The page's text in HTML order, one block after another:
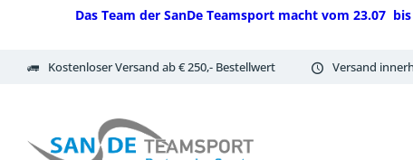
Das Team der SanDe Teamsport macht vom 23.07
Kostenloser Versand ab € 250,- Bestellwert Versand